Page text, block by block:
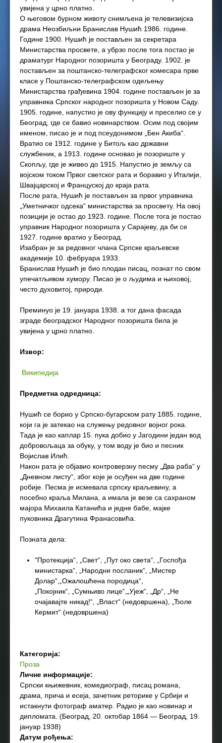
увијена у црно платно.
О његовом бурном животу снимљена је телевизијска
драма Неозбиљни Бранислав Нушић 1986. године.
Године 1900. Нушић је постављен за секретара
Министарства просвете, а убрзо после тога постао је
драматург Народног позоришта у Београду. 1902. је
постављен за поштанско-телеграфског комесара прве
класе у Поштанско-телеграфском одељењу
Министарства грађевина 1904. године постављен је за
управника Српског народног позоришта у Новом Саду.
1905. године, напустио је ову функцију и преселио се у
Београд, где се бавио новинарством. Осим под својим
именом, писао је и под псеудонимом „Бен Акиба“.
Вратио се 1912. године у Битољ као државни
службеник, а 1913. године основао је позориште у
Скопљу, где је живео до 1915. Напустио је земљу са
војском током Првог светског рата и боравио у Италији,
Швајцарској и Француској до краја рата.
После рата, Нушић је постављен за првог управника
„Уметничког одсека“ министарства за просвету. На овој
позицији је остао до 1923. године. После тога је постао
управник Народног позоришта у Сарајеву, да би се
1927. године вратио у Београд.
Изабран је за редовног члана Српске краљевске
академије 10. фебруара 1933.
Бранислав Нушић је био плодан писац, познат по свом
упечатљивом хумору. Писао је о људима и њиховој,
често духовитој, природи.
Преминуо је 19. јануара 1938. а тог дана фасада
зграде београдског Народног позоришта била је
увијена у црно платно.
Извор:
Википедија
Предметна одредница:
Нушић се борио у Српско-бугарском рату 1885. године,
који га је затекао на служењу редовног војног рока.
Тада је као каплар 15. пука добио у Јагодини један вод
добровољаца за обуку, у том воду је био и песник
Војислав Илић.
Након рата је објавио контроверзну песму „Два раба“ у
„Дневном листу“, због које је осуђен на две године
робије. Песма је исмевала српску краљевину, а
посебно краља Милана, а имала је везе са сахраном
мајора Михаила Катанића и једне бабе, мајке
пуковника Драгутина Франасовића.
Позната дела:
"Протекција“, „Свет“, „Пут око света“, „Госпођа
министарка“, „Народни посланик“, „Мистер
Долар“,„Ожалошћена породица“,
„Покојник“, „Сумњиво лице“,„Ујеж“, „Др“, „Не
очајавајте никад!“, „Власт“ (недовршена), „Ђоле
Кермит“ (недовршена)
Категорија:
Проза
Личне информације:
Српски књижевник, комедиограф, писац романа,
драма, прича и есеја, зачетник реторике у Србији и
истакнути фотограф аматер. Радио је као новинар и
дипломата. (Београд, 20. октобар 1864 — Београд, 19.
јануар 1938)
Датум рођења: